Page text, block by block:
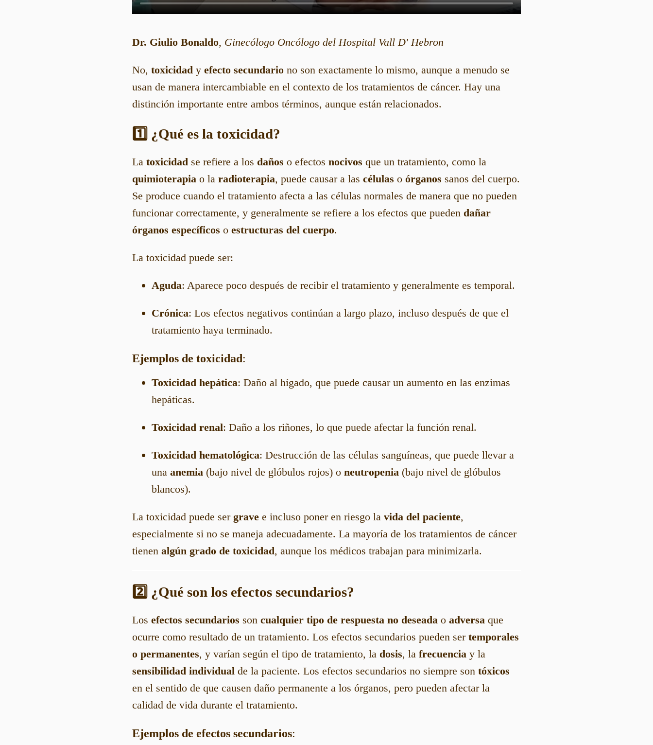
Dr. Giulio Bonaldo, Ginecólogo Oncólogo del Hospital Vall D' Hebron
No, toxicidad y efecto secundario no son exactamente lo mismo, aunque a menudo se
usan de manera intercambiable en el contexto de los tratamientos de cáncer. Hay una
distinción importante entre ambos términos, aunque están relacionados.
1️⃣ ¿Qué es la toxicidad?
La toxicidad se refiere a los daños o efectos nocivos que un tratamiento, como la
quimioterapia o la radioterapia, puede causar a las células o órganos sanos del cuerpo.
Se produce cuando el tratamiento afecta a las células normales de manera que no pueden
funcionar correctamente, y generalmente se refiere a los efectos que pueden dañar
órganos específicos o estructuras del cuerpo.
La toxicidad puede ser:
Aguda: Aparece poco después de recibir el tratamiento y generalmente es temporal.
Crónica: Los efectos negativos continúan a largo plazo, incluso después de que el
tratamiento haya terminado.
Ejemplos de toxicidad:
Toxicidad hepática: Daño al hígado, que puede causar un aumento en las enzimas
hepáticas.
Toxicidad renal: Daño a los riñones, lo que puede afectar la función renal.
Toxicidad hematológica: Destrucción de las células sanguíneas, que puede llevar a
una anemia (bajo nivel de glóbulos rojos) o neutropenia (bajo nivel de glóbulos
blancos).
La toxicidad puede ser grave e incluso poner en riesgo la vida del paciente,
especialmente si no se maneja adecuadamente. La mayoría de los tratamientos de cáncer
tienen algún grado de toxicidad, aunque los médicos trabajan para minimizarla.
2️⃣ ¿Qué son los efectos secundarios?
Los efectos secundarios son cualquier tipo de respuesta no deseada o adversa que
ocurre como resultado de un tratamiento. Los efectos secundarios pueden ser temporales
o permanentes, y varían según el tipo de tratamiento, la dosis, la frecuencia y la
sensibilidad individual de la paciente. Los efectos secundarios no siempre son tóxicos
en el sentido de que causen daño permanente a los órganos, pero pueden afectar la
calidad de vida durante el tratamiento.
Ejemplos de efectos secundarios: